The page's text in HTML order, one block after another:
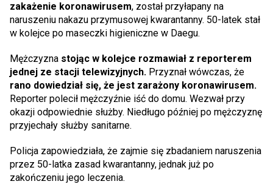
zakażenie koronawirusem, został przyłapany na
naruszeniu nakazu przymusowej kwarantanny. 50-latek stał
w kolejce po maseczki higieniczne w Daegu.
Mężczyzna stojąc w kolejce rozmawiał z reporterem
jednej ze stacji telewizyjnych. Przyznał wówczas, że
rano dowiedział się, że jest zarażony koronawirusem.
Reporter polecił mężczyźnie iść do domu. Wezwał przy
okazji odpowiednie służby. Niedługo później po mężczyznę
przyjechały służby sanitarne.
Policja zapowiedziała, że zajmie się zbadaniem naruszenia
przez 50-latka zasad kwarantanny, jednak już po
zakończeniu jego leczenia.